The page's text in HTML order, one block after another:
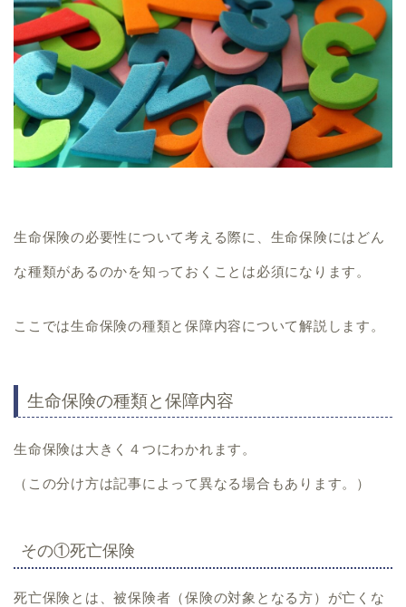
生命保険の必要性について考える際に、 生命保険にはどん
な種類があるのかを知っておくことは必須になります。
ここでは生命保険の種類と保障内容について解説します。
生命保険の種類と保障内容
生命保険は大きく４つにわかれます。
（この分け方は記事によって異なる場合もあります。）
その①死亡保険
死亡保険とは、被保険者（保険の対象となる方）が亡くな